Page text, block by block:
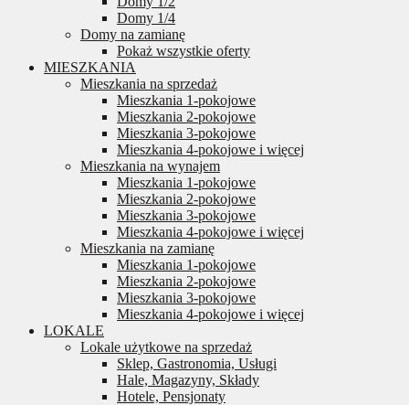
Domy 1/4
Domy na zamianę
Pokaż wszystkie oferty
MIESZKANIA
Mieszkania na sprzedaż
Mieszkania 1-pokojowe
Mieszkania 2-pokojowe
Mieszkania 3-pokojowe
Mieszkania 4-pokojowe i więcej
Mieszkania na wynajem
Mieszkania 1-pokojowe
Mieszkania 2-pokojowe
Mieszkania 3-pokojowe
Mieszkania 4-pokojowe i więcej
Mieszkania na zamianę
Mieszkania 1-pokojowe
Mieszkania 2-pokojowe
Mieszkania 3-pokojowe
Mieszkania 4-pokojowe i więcej
LOKALE
Lokale użytkowe na sprzedaż
Sklep, Gastronomia, Usługi
Hale, Magazyny, Składy
Hotele, Pensjonaty